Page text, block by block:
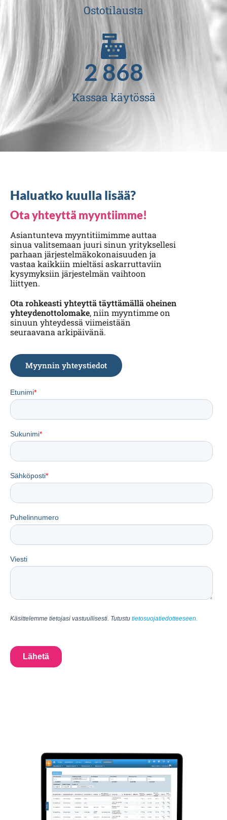
Ostotilausta
Kassaa käytössä
2 868
Haluatko kuulla lisää?
Ota yhteyttä myyntiimme!
Asiantunteva myyntitiimimme auttaa
sinua valitsemaan juuri sinun yrityksellesi
parhaan järjestelmäkokonaisuuden ja
vastaa kaikkiin mieltäsi askarruttaviin
kysymyksiin järjestelmän vaihtoon
liittyen.
Ota rohkeasti yhteyttä täyttämällä oheinen
yhteydenottolomake, niin myyntimme on
sinuun yhteydessä viimeistään
seuraavana arkipäivänä.
Myynnin yhteystiedot